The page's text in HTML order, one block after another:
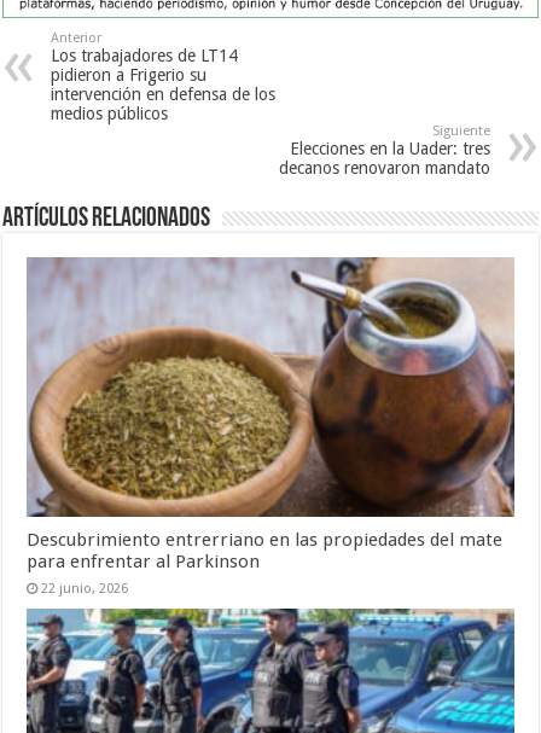
Anterior
Los trabajadores de LT14
pidieron a Frigerio su
intervención en defensa de los
medios públicos
Siguiente
Elecciones en la Uader: tres
decanos renovaron mandato
Artículos Relacionados
Descubrimiento entrerriano en las propiedades del mate
para enfrentar al Parkinson
22 junio, 2026